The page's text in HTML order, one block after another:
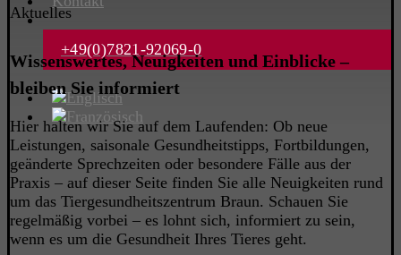
+49(0)7821-92069-0
Aktuelles
Wissenswertes, Neuigkeiten und Einblicke –
bleiben Sie informiert
Hier halten wir Sie auf dem Laufenden: Ob neue
Leistungen, saisonale Gesundheitstipps, Fortbildungen,
geänderte Sprechzeiten oder besondere Fälle aus der
Praxis – auf dieser Seite finden Sie alle Neuigkeiten rund
um das Tiergesundheitszentrum Braun. Schauen Sie
regelmäßig vorbei – es lohnt sich, informiert zu sein,
wenn es um die Gesundheit Ihres Tieres geht.